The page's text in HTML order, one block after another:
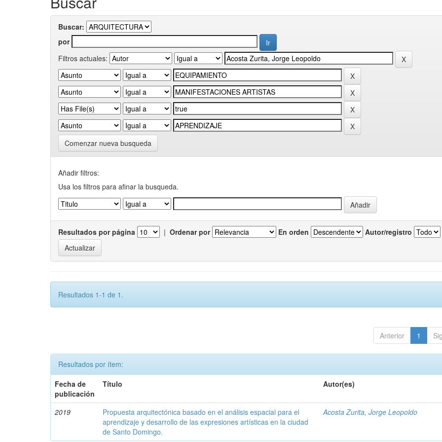
Buscar:
por
Filtros actuales:
Comenzar nueva busqueda
Añadir filtros:
Usa los filtros para afinar la busqueda.
Resultados por página | Ordenar por En orden Autor/registro
Resultados 1-1 de 1.
Anterior 1
Resultados por ítem:
Fecha de
publicación
Título Autor(es)
2019
Propuesta arquitectónica basado en el análisis espacial para el
aprendizaje y desarrollo de las expresiones artísticas en la ciudad
de Santo Domingo.
Acosta Zurita, Jorge Leopoldo